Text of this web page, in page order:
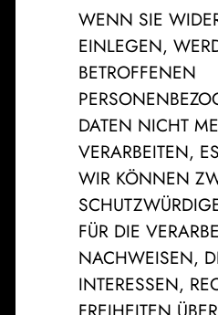
WENN SIE
EINLEGEN,
BETROFFENEN
DATEN NICHT
VERARBEITEN,
WIR KÖNNEN
FÜR DIE
NACHWEISEN,
INTERESSEN,